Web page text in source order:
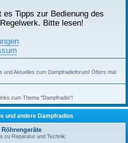
es Tipps zur Bedienung des
Bitte lesen!
und Aktuelles zum Dampfradioforum! Öfters mal
zum Thema "Dampfradio"!
und andere Dampfradios
zu Reparatur und Technik.